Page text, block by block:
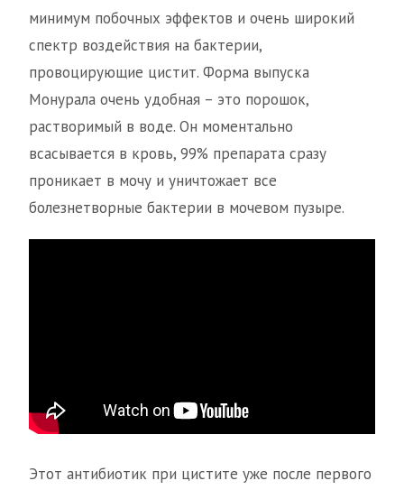
минимум побочных эффектов и очень широкий
спектр воздействия на бактерии,
провоцирующие цистит. Форма выпуска
Монурала очень удобная – это порошок,
растворимый в воде. Он моментально
всасывается в кровь, 99% препарата сразу
проникает в мочу и уничтожает все
болезнетворные бактерии в мочевом пузыре.
Этот антибиотик при цистите уже после первого